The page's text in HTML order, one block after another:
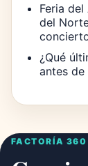
Feria
del
¿Qué
antes de
FACTORÍA 360